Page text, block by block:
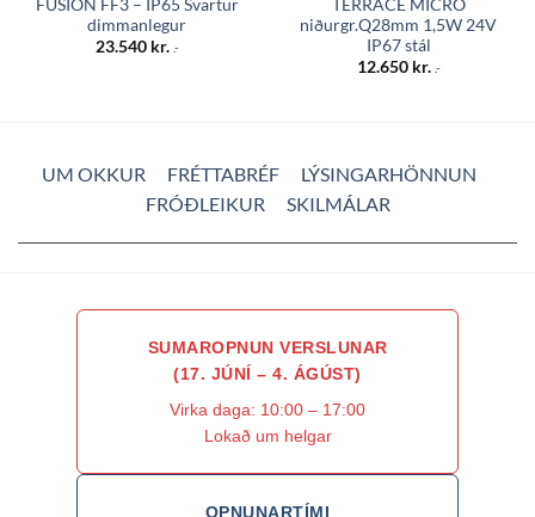
FUSION FF3 – IP65 Svartur
dimmanlegur
23.540 kr. .-
TERRACE MICRO
niðurgr.Q28mm 1,5W 24V
IP67 stál
12.650 kr. .-
UM OKKUR FRÉTTABRÉF
LÝSINGARHÖNNUN
FRÓÐLEIKUR
SKILMÁLAR
SUMAROPNUN VERSLUNAR
(17. JÚNÍ – 4. ÁGÚST)
Virka daga: 10:00 – 17:00
Lokað um helgar
OPNUNARTÍMI